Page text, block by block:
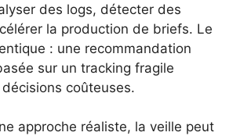
des logs, détecter des
la production de briefs. Le
: une recommandation
sur un tracking fragile
coûteuses.
approche réaliste, la veille peut